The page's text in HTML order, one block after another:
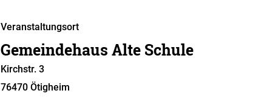
Veranstaltungsort
Gemeindehaus Alte Schule
Kirchstr. 3
76470 Ötigheim